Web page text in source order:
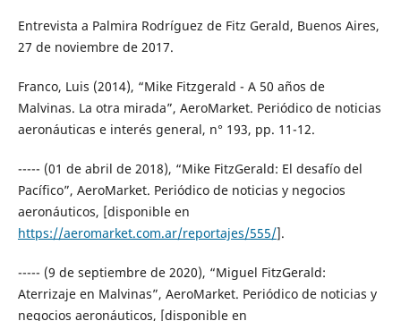
Entrevista a Palmira Rodríguez de Fitz Gerald, Buenos Aires,
27 de noviembre de 2017.
Franco, Luis (2014), “Mike Fitzgerald - A 50 años de
Malvinas. La otra mirada”, AeroMarket. Periódico de noticias
aeronáuticas e interés general, n° 193, pp. 11-12.
----- (01 de abril de 2018), “Mike FitzGerald: El desafío del
Pacífico”, AeroMarket. Periódico de noticias y negocios
aeronáuticos, [disponible en
https://aeromarket.com.ar/reportajes/555/].
----- (9 de septiembre de 2020), “Miguel FitzGerald:
Aterrizaje en Malvinas”, AeroMarket. Periódico de noticias y
negocios aeronáuticos, [disponible en